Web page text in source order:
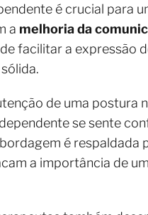
é crucial para
a melhoria da
facilitar a expressão
de uma postura
se sente
é
a importância de